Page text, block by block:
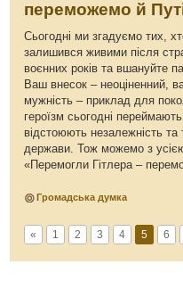
переможемо й
Сьогодні ми згадуємо тих,
залишився живими після
воєнних років та вшануйте
Ваш внесок – неоціненний,
мужність – приклад для
героїзм сьогодні
відстоюють незалежність та
держави. Тож можемо з
«Перемогли Гітлера –
Громадська думка
« 1 2 3 4 5 6